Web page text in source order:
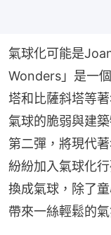
氣球化可能是
Wonders」是一
塔和比薩斜塔等
氣球的脆弱與建
第二彈，將現代
紛紛加入氣球化
換成氣球，除了
帶來一絲輕鬆的氣